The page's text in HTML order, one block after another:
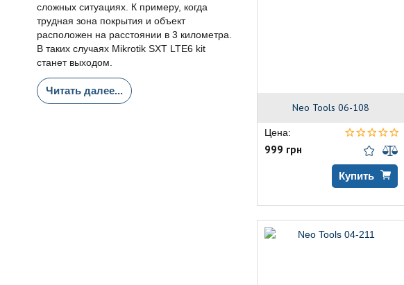
сложных ситуациях. К примеру, когда
трудная зона покрытия и объект
расположен на расстоянии в 3 километра.
В таких случаях Mikrotik SXT LTE6 kit
станет выходом.
Читать далее...
Neo Tools 06-108
Цена:
999 грн
Купить